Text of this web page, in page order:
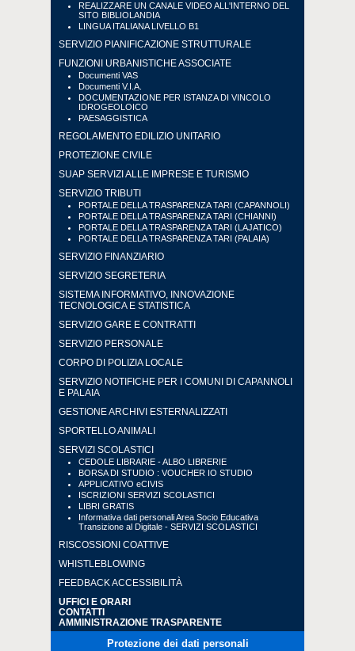
REALIZZARE UN CANALE VIDEO ALL'INTERNO DEL
SITO BIBLIOLANDIA
LINGUA ITALIANA LIVELLO B1
SERVIZIO PIANIFICAZIONE STRUTTURALE
FUNZIONI URBANISTICHE ASSOCIATE
Documenti VAS
Documenti V.I.A.
DOCUMENTAZIONE PER ISTANZA DI VINCOLO
IDROGEOLOICO
PAESAGGISTICA
REGOLAMENTO EDILIZIO UNITARIO
PROTEZIONE CIVILE
SUAP SERVIZI ALLE IMPRESE E TURISMO
SERVIZIO TRIBUTI
PORTALE DELLA TRASPARENZA TARI (CAPANNOLI)
PORTALE DELLA TRASPARENZA TARI (CHIANNI)
PORTALE DELLA TRASPARENZA TARI (LAJATICO)
PORTALE DELLA TRASPARENZA TARI (PALAIA)
SERVIZIO FINANZIARIO
SERVIZIO SEGRETERIA
SISTEMA INFORMATIVO, INNOVAZIONE
TECNOLOGICA E STATISTICA
SERVIZIO GARE E CONTRATTI
SERVIZIO PERSONALE
CORPO DI POLIZIA LOCALE
SERVIZIO NOTIFICHE PER I COMUNI DI CAPANNOLI
E PALAIA
GESTIONE ARCHIVI ESTERNALIZZATI
SPORTELLO ANIMALI
SERVIZI SCOLASTICI
CEDOLE LIBRARIE - ALBO LIBRERIE
BORSA DI STUDIO : VOUCHER IO STUDIO
APPLICATIVO eCIVIS
ISCRIZIONI SERVIZI SCOLASTICI
LIBRI GRATIS
Informativa dati personali Area Socio Educativa
Transizione al Digitale - SERVIZI SCOLASTICI
RISCOSSIONI COATTIVE
WHISTLEBLOWING
FEEDBACK ACCESSIBILITÀ
UFFICI E ORARI
CONTATTI
AMMINISTRAZIONE TRASPARENTE
Protezione dei dati personali